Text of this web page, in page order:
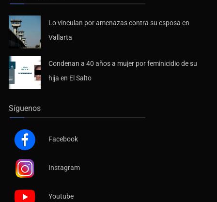
Lo vinculan por amenazas contra su esposa en
Vallarta
Condenan a 40 años a mujer por feminicidio de su
hija en El Salto
Síguenos
Facebook
Instagram
Youtube